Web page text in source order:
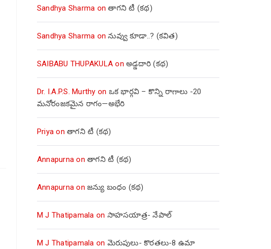
Sandhya Sharma onతాగని టీ (కథ)
Sandhya Sharma onనువ్వు కూడా..? (కవిత)
SAIBABU THUPAKULA onఅడ్డదారి (కథ)
Dr. I.A.P.S. Murthy on ఒక భార్గవి – కొన్ని రాగాలు -20
మనోరంజకమైన రాగం—అభేరి
Priya onతాగని టీ (కథ)
Annapurna onతాగని టీ (కథ)
Annapurna onజన్యు బంధం (కథ)
M J Thatipamala on సాహసయాత్ర- నేపాల్‌
M J Thatipamala on మెరుపులు- కొరతలు-8 ఉమా